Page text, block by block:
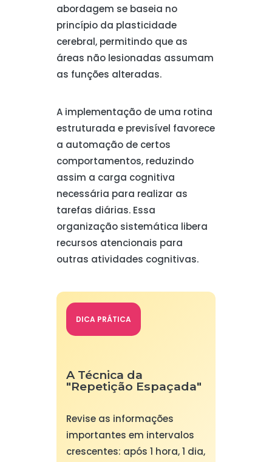
abordagem se baseia no
princípio da plasticidade
cerebral, permitindo que as
áreas não lesionadas assumam
as funções alteradas.
A implementação de uma rotina
estruturada e previsível favorece
a automação de certos
comportamentos, reduzindo
assim a carga cognitiva
necessária para realizar as
tarefas diárias. Essa
organização sistemática libera
recursos atencionais para
outras atividades cognitivas.
DICA PRÁTICA
A Técnica da
"Repetição Espaçada"
Revise as informações
importantes em intervalos
crescentes: após 1 hora, 1 dia,